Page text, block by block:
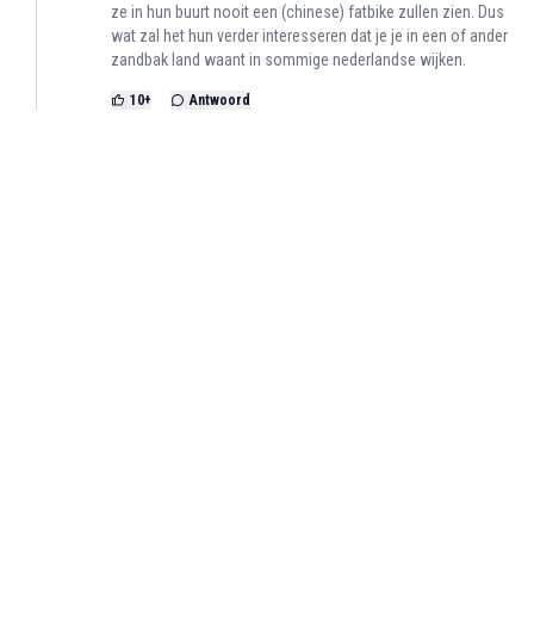
ze in hun buurt nooit een (chinese) fatbike zullen zien. Dus
wat zal het hun verder interesseren dat je je in een of ander
zandbak land waant in sommige nederlandse wijken.
10+ Antwoord